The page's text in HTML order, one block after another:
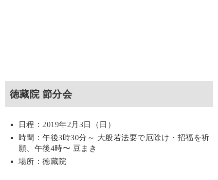
徳藏院 節分会
日程：2019年2月3日（日）
時間：午後3時30分～ 大般若法要で厄除け・招福を祈
願、午後4時〜 豆まき
場所：徳藏院